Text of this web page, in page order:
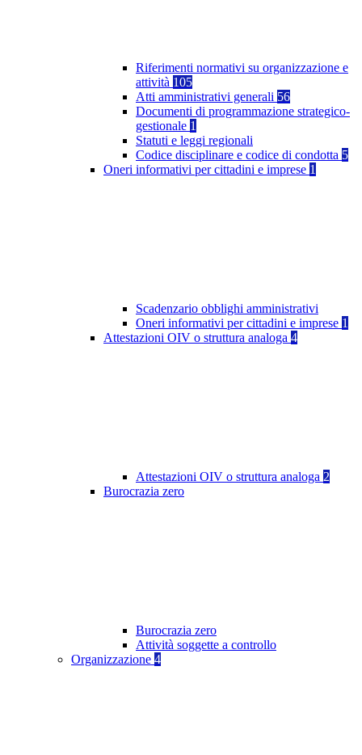
Riferimenti normativi su organizzazione e
attività 105
Atti amministrativi generali 56
Documenti di programmazione strategico-
gestionale 1
Statuti e leggi regionali
Codice disciplinare e codice di condotta 5
Oneri informativi per cittadini e imprese 1
Scadenzario obblighi amministrativi
Oneri informativi per cittadini e imprese 1
Attestazioni OIV o struttura analoga 4
Attestazioni OIV o struttura analoga 2
Burocrazia zero
Burocrazia zero
Attività soggette a controllo
Organizzazione 4